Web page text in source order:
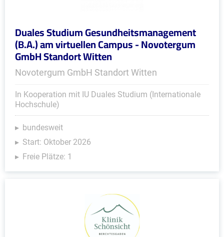
Duales Studium Gesundheitsmanagement
(B.A.) am virtuellen Campus - Novotergum
GmbH Standort Witten
Novotergum GmbH Standort Witten
In Kooperation mit IU Duales Studium (Internationale
Hochschule)
bundesweit
Start: Oktober 2026
Freie Plätze: 1